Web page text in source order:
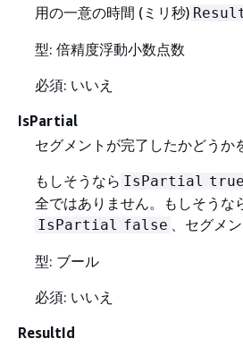
用の一意の時間 (ミリ秒)
型: 倍精度浮動小数点数
必須: いいえ
IsPartial
セグメントが完了したかどうか
もしそうなら IsPartial true
全ではありません。もしそうな
IsPartial false 、セグメ
型: ブール
必須: いいえ
ResultId